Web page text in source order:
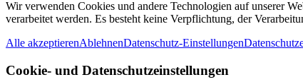
Wir verwenden Cookies und andere Technologien auf unserer
verarbeitet werden. Es besteht keine Verpflichtung, der
Alle akzeptierenAblehnenDatenschutz-Einstellungen
Cookie- und Datenschutzeinstellungen